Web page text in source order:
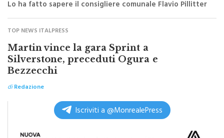
TOP NEWS ITALPRESS
Martin vince la gara Sprint a
Silverstone, preceduti Ogura e
Bezzecchi
diRedazione
Iscriviti a @MonrealePress